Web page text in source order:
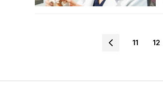
11 12